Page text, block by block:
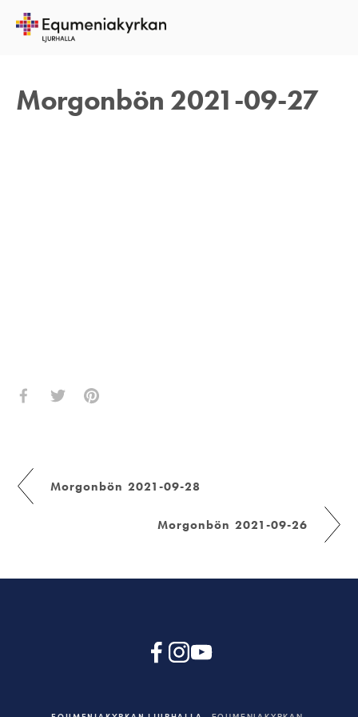
Morgonbön 2021-09-27
27 SEPTEMBER 2021
Morgonbön 2021-09-28
Morgonbön 2021-09-26